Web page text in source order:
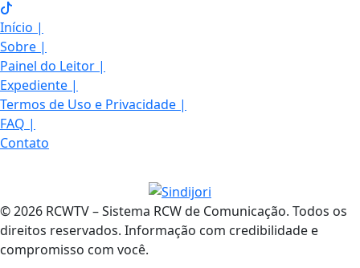
Início |
Sobre |
Painel do Leitor |
Expediente |
Termos de Uso e Privacidade |
FAQ |
Contato
© 2026 RCWTV – Sistema RCW de Comunicação. Todos os
direitos reservados. Informação com credibilidade e
compromisso com você.